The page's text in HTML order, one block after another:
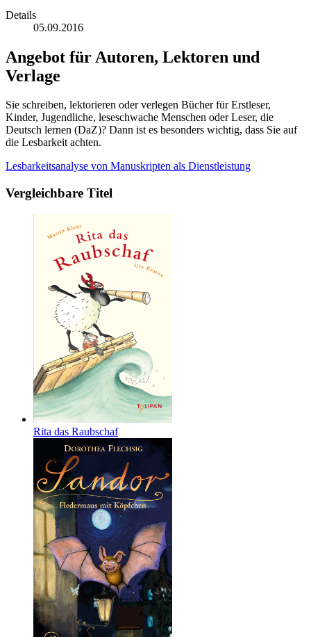
Details
05.09.2016
Angebot für Autoren, Lektoren und
Verlage
Sie schreiben, lektorieren oder verlegen Bücher für Erstleser,
Kinder, Jugendliche, leseschwache Menschen oder Leser, die
Deutsch lernen (DaZ)? Dann ist es besonders wichtig, dass Sie auf
die Lesbarkeit achten.
Lesbarkeitsanalyse von Manuskripten als Dienstleistung
Vergleichbare Titel
Rita das Raubschaf